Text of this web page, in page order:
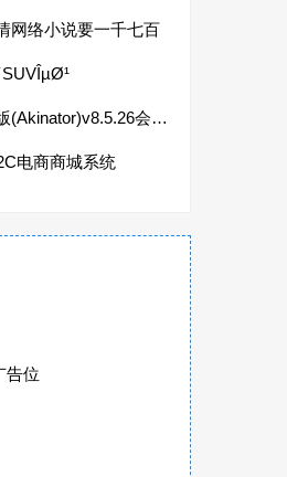
网络小说要一千七百
会员无限
电商商城系统
告位